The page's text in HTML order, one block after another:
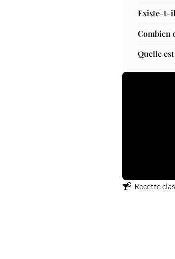
Existe-t-il
Combien
Quelle
Recette